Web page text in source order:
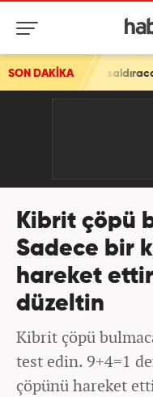
SON DAKİKA
Kibrit çöpü
Sadece bir
hareket
düzeltin
Kibrit çöpü
test edin. 9+4=1
çöpünü hareket